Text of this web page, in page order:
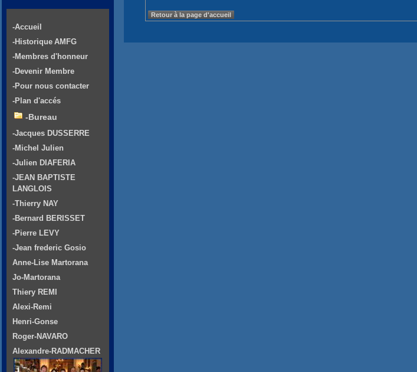
Retour à la page d'accueil
-Accueil
-Historique AMFG
-Membres d'honneur
-Devenir Membre
-Pour nous contacter
-Plan d'accés
-Bureau
-Jacques DUSSERRE
-Michel Julien
-Julien DIAFERIA
-JEAN BAPTISTE
LANGLOIS
-Thierry NAY
-Bernard BERISSET
-Pierre LEVY
-Jean frederic Gosio
Anne-Lise Martorana
Jo-Martorana
Thiery REMI
Alexi-Remi
Henri-Gonse
Roger-NAVARO
Alexandre-RADMACHER